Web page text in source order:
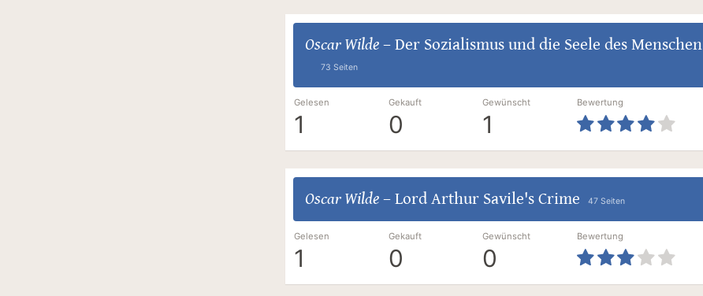
Oscar Wilde– Der Sozialismus und die Seele des Menschen
73 Seiten
Gelesen
1
Gekauft
0
Gewünscht
1
Bewertung
Oscar Wilde– Lord Arthur Savile's Crime 47 Seiten
Gelesen
1
Gekauft
0
Gewünscht
0
Bewertung